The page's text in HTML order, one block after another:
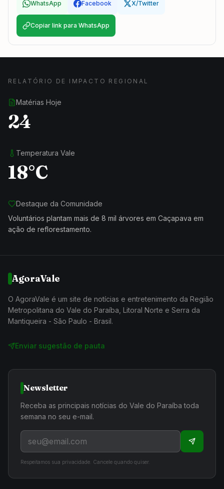
WhatsApp Facebook X/Twitter
Copiar link para WhatsApp
RELATÓRIO DE IMPACTO REGIONAL
Matérias Hoje
24
Temperatura Vale
18°C
Destaque da Comunidade
Voluntários plantam mais de 8 mil árvores em Caçapava em
ação de reflorestamento.
AgoraVale
O AgoraVale é um site de notícias e entretenimento da Região
Metropolitana do Vale do Paraíba, Litoral Norte e Serra da
Mantiqueira - São Paulo - Brasil.
Enviar sugestão de pauta
Newsletter
Receba as principais notícias do Vale do Paraíba toda
semana no seu e-mail.
Respeitamos sua privacidade. Cancele quando quiser.